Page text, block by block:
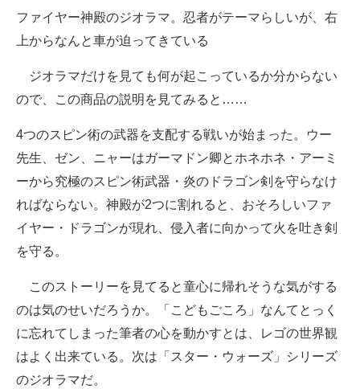
ファイヤー神殿のジオラマ。忍者がテーマらしいが、右
上からなんと車が迫ってきている
ジオラマだけを見ても何が起こっているか分からない
ので、この商品の説明を見てみると……
4つのスピン術の武器を支配する戦いが始まった。ウー
先生、ゼン、ニャーはガーマドン卿とホネホネ・アーミ
ーから究極のスピン術武器・炎のドラゴン剣を守らなけ
ればならない。神殿が2つに割れると、おそろしいファ
イヤー・ドラゴンが現れ、侵入者に向かって火を吐き剣
を守る。
このストーリーを見てると童心に帰れそうな気がする
のは気のせいだろうか。「こどもごころ」なんてとっく
に忘れてしまった筆者の心を動かすとは、レゴの世界観
はよく出来ている。次は「スター・ウォーズ」シリーズ
のジオラマだ。